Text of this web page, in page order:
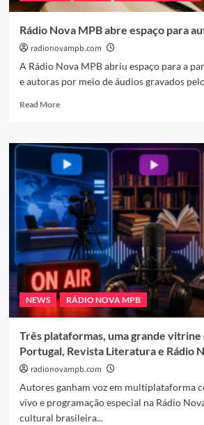
Rádio Nova MPB abre espaço para
radionovampb.com
A Rádio Nova MPB abriu espaço para a
e autoras por meio de áudios gravados
Read MoreRead
Rádio
Nova
MPB
abre
espaço
para
autores
e
autoras
NEWS RÁDIO NOVA MPB
Três plataformas, uma grande
Portugal, Revista Literatura e Rádio
radionovampb.com
Autores ganham voz em multiplataforma
vivo e programação especial na Rádio
cultural brasileira...